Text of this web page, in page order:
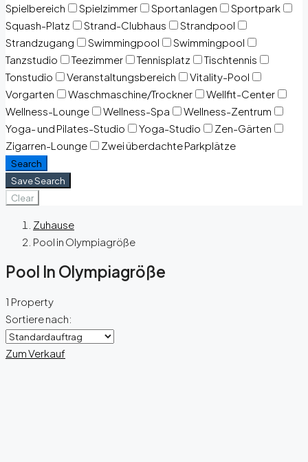
Spielbereich
Spielzimmer Sportanlagen
Sportpark
Squash-Platz
Strand-Clubhaus
Strandpool
Strandzugang
Swimmingpool
Swimmingpool
Tanzstudio
Teezimmer Tennisplatz
Tischtennis
Tonstudio
Veranstaltungsbereich
Vitality-Pool
Vorgarten
Waschmaschine/Trockner
Wellfit-Center
Wellness-Lounge
Wellness-Spa
Wellness-Zentrum
Yoga- und Pilates-Studio
Yoga-Studio
Zen-Gärten
Zigarren-Lounge
Zwei überdachte Parkplätze
Search
Save Search
Clear
Zuhause
Pool in Olympiagröße
Pool In Olympiagröße
1 Property
Sortiere nach:
Zum Verkauf